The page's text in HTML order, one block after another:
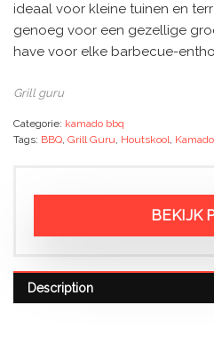
ideaal voor kleine tuinen en
genoeg voor een gezellige
have voor elke barbecue-
Grill guru
Categorie: kamado bbq
Tags: BBQ, Grill Guru, Houtskool, Kamado
BEKIJK
Description